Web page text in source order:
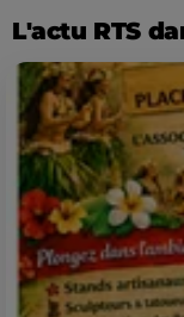
L'actu RTS